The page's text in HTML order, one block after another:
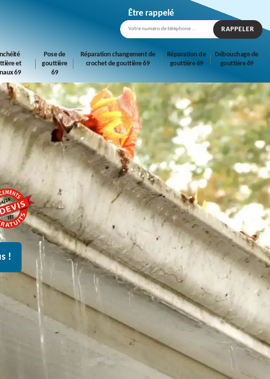
Être rappelé
et
69
Pose de
gouttière
69
Réparation changement de
crochet de gouttière 69
Réparation de
gouttière 69
Débouchage de
gouttière 69
!